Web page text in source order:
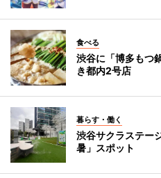
食べる
渋谷に「博多もつ
き都内2号店
暮らす・働く
渋谷サクラステー
暑」スポット